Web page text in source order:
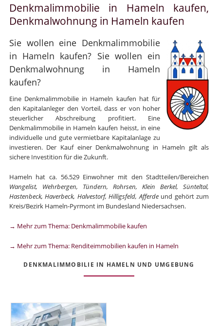
Denkmalimmobilie in Hameln kaufen,
Denkmalwohnung in Hameln kaufen
Sie wollen eine Denkmalimmobilie
in Hameln kaufen? Sie wollen ein
Denkmalwohnung in Hameln
kaufen?
Eine Denkmalimmobilie in Hameln kaufen hat für
den Kapitalanleger den Vorteil, dass er von hoher
steuerlicher Abschreibung profitiert. Eine
Denkmalimmobilie in Hameln kaufen heisst, in eine
individuelle und gute vermietbare Kapitalanlage zu
investieren. Der Kauf einer Denkmalwohnung in Hameln gilt als
sichere Investition für die Zukunft.
Hameln hat ca. 56.529 Einwohner mit den Stadtteilen/Bereichen
Wangelist, Wehrbergen, Tündern, Rohrsen, Klein Berkel, Sünteltal,
Hastenbeck, Haverbeck, Halvestorf, Hilligsfeld, Afferdeund gehört zum
Kreis/Bezirk Hameln-Pyrmont im Bundesland Niedersachsen.
→ Mehr zum Thema: Denkmalimmobilie kaufen
→ Mehr zum Thema: Renditeimmobilien kaufen in Hameln
DENKMALIMMOBILIE IN HAMELN UND UMGEBUNG